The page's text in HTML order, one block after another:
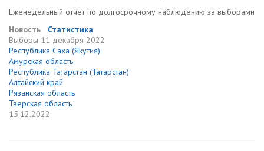
Еженедельный отчет по долгосрочному наблюдению за выборами
Новость
Статистика
Выборы 11 декабря 2022
Республика Саха (Якутия)
Амурская область
Республика Татарстан (Татарстан)
Алтайский край
Рязанская область
Тверская область
15.12.2022